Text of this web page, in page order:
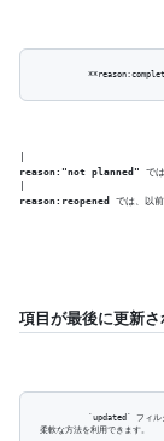
reason:"not planned" で
reason:reopened
では、以
項目が最後に更新